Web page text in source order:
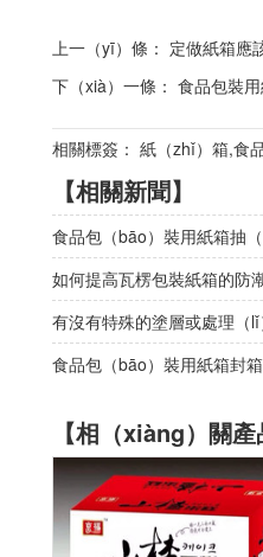
上一（yī）條： 定做紙箱應
下（xià）一條： 食品包裝
相關標簽： 紙（zhǐ）箱,食
【相關新聞】
食品包（bāo）裝用紙箱抽
如何提高瓦楞包裝紙箱的防
有沒有特殊的塗層或處理（
食品包（bāo）裝用紙箱封
【相（xiàng）關